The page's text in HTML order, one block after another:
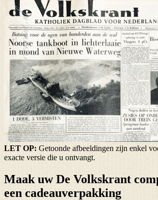
LET OP: Getoonde afbeeldingen zijn enkel
exacte versie die u ontvangt.
Maak uw De Volkskrant
een cadeauverpakking